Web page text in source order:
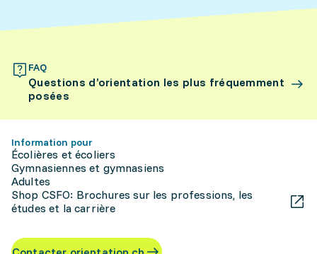
FAQ
Questions d’orientation les plus fréquemment
posées
Information pour
Écolières et écoliers
Gymnasiennes et gymnasiens
Adultes
Shop CSFO: Brochures sur les professions, les
études et la carrière